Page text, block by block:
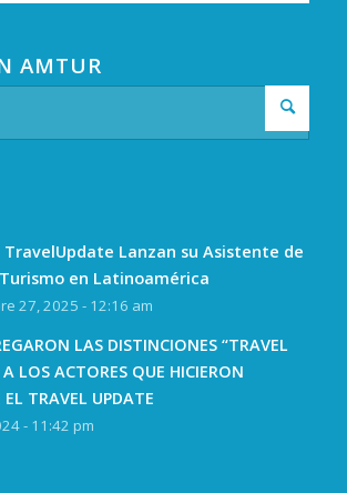
AMTUR
TravelUpdate Lanzan su Asistente de
en Latinoamérica
27, 2025 - 12:16 am
LAS DISTINCIONES “TRAVEL
A LOS ACTORES QUE HICIERON
EL TRAVEL UPDATE
- 11:42 pm